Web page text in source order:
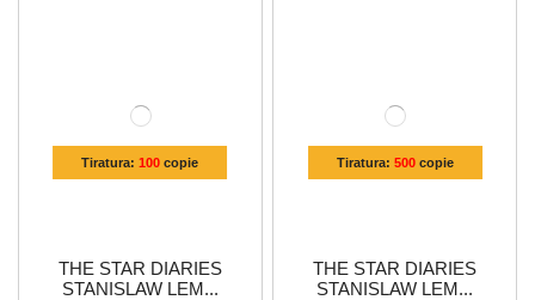
Tiratura:100 copie
THE STAR DIARIES
STANISLAW LEM...
Tiratura: 500copie
THE STAR DIARIES
STANISLAW LEM...